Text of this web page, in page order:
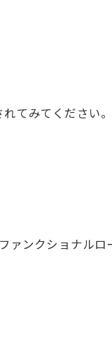
てみてください。
クショナルロ